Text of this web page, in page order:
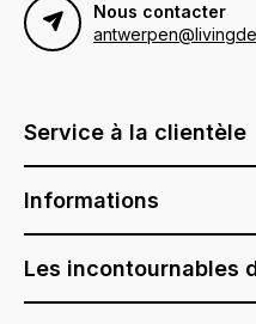
Nous contacter
Service à la clientèle
Informations
Les incontournables